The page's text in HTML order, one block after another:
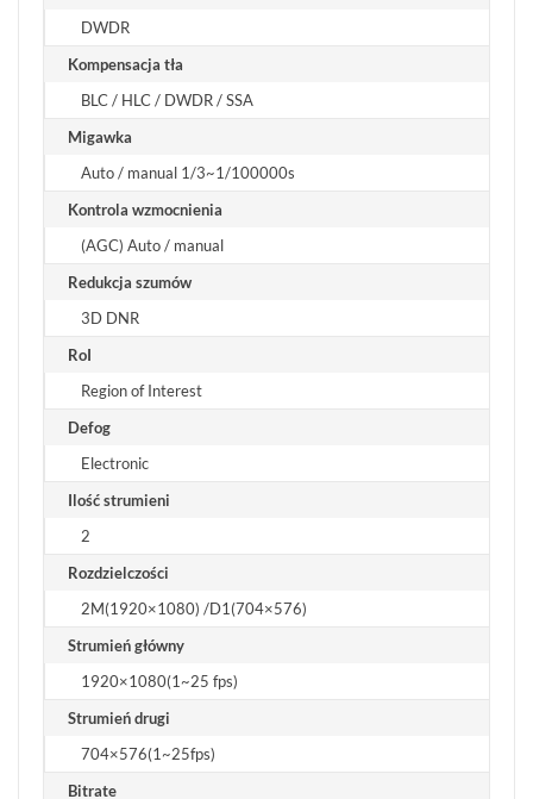
DWDR
Kompensacja tła
BLC / HLC / DWDR / SSA
Migawka
Auto / manual 1/3~1/100000s
Kontrola wzmocnienia
(AGC) Auto / manual
Redukcja szumów
3D DNR
RoI
Region of Interest
Defog
Electronic
Ilość strumieni
2
Rozdzielczości
2M(1920×1080) /D1(704×576)
Strumień główny
1920×1080(1~25 fps)
Strumień drugi
704×576(1~25fps)
Bitrate